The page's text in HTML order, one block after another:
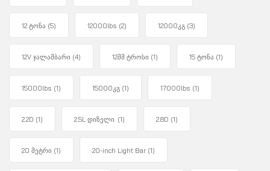
12 ტონა (5) 12000lbs (2) 12000კგ (3)
12V ჯალამბარი (4) 12მმ ტროსი (1) 15 ტონა (1)
15000lbs (1) 15000კგ (1) 17000lbs (1)
2.2D (1) 2.5L დიზელი. (1) 2.8D (1)
20 მეტრი (1) 20-inch Light Bar (1)